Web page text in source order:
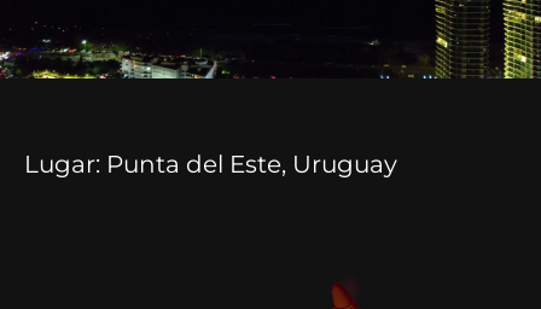
Lugar: Punta del Este, Uruguay